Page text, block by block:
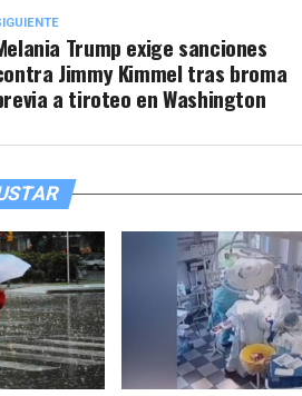
Trump exige sanciones
Jimmy Kimmel tras broma
a tiroteo en Washington